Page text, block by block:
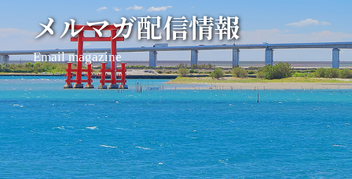
メルマガ配信情報
Email magazine